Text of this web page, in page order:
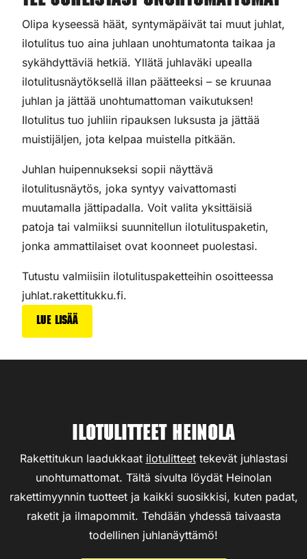
Olipa kyseessä häät, syntymäpäivät tai muut juhlat,
ilotulitus tuo aina juhlaan unohtumatonta taikaa ja
sykähdyttäviä hetkiä. Yllätä juhlaväki upealla
ilotulitusnäytöksellä illan päätteeksi – se kruunaa
juhlan ja jättää unohtumattoman vaikutuksen!
Ilotulitus tuo juhliin ripauksen luksusta ja jättää
muistijäljen, jota kelpaa muistella pitkään.
Juhlan huipennukseksi sopii näyttävä
ilotulitusnäytös, joka syntyy vaivattomasti
muutamalla jättipadalla. Voit valita yksittäisiä
patoja tai valmiiksi suunnitellun ilotulituspaketin,
jonka ammattilaiset ovat koonneet puolestasi.
Tutustu valmiisiin ilotulituspaketteihin osoitteessa
juhlat.rakettitukku.fi.
Lue lisää
Ilotulitteet Heinola
Rakettitukun laadukkaat ilotulitteettekevät juhlastasi
unohtumattomat. Tältä sivulta löydät Heinolan
rakettimyynnin tuotteet ja kaikki suosikkisi, kuten padat,
raketit ja ilmapommit. Tehdään yhdessä taivaasta
todellinen juhlanäyttämö!